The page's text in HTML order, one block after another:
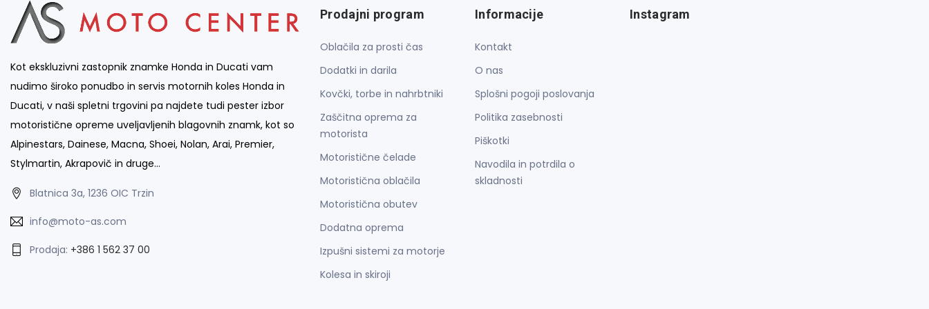
Kot ekskluzivni zastopnik znamke Honda in Ducati vam
nudimo široko ponudbo in servis motornih koles Honda in
Ducati, v naši spletni trgovini pa najdete tudi pester izbor
motoristične opreme uveljavljenih blagovnih znamk, kot so
Alpinestars, Dainese, Macna, Shoei, Nolan, Arai, Premier,
Stylmartin, Akrapovič in druge…
Blatnica 3a, 1236 OIC Trzin
info@moto-as.com
Prodaja: +386 1 562 37 00
Prodajni program
Oblačila za prosti čas
Dodatki in darila
Kovčki, torbe in nahrbtniki
Zaščitna oprema za
motorista
Motoristične čelade
Motoristična oblačila
Motoristična obutev
Dodatna oprema
Izpušni sistemi za motorje
Kolesa in skiroji
Informacije
Kontakt
O nas
Splošni pogoji poslovanja
Politika zasebnosti
Piškotki
Navodila in potrdila o
skladnosti
Instagram